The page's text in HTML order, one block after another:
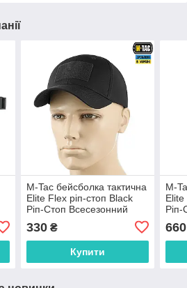
M-Tac бейсболка тактична
Elite Flex ріп-стоп Black
Ріп-Стоп Всесезонний
330₴
Купити
M-
Elite
660